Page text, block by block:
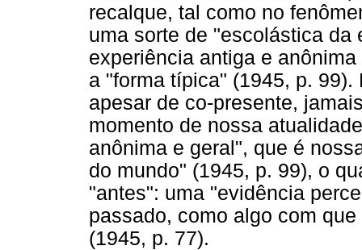
recalque, tal como no
uma sorte de "escolástica da
experiência antiga e
a "forma típica" (1945, p.
apesar de co-presente,
momento de nossa
anônima e geral", que é
do mundo" (1945, p. 99), o
"antes": uma "evidência
passado, como algo com
(1945, p. 77).